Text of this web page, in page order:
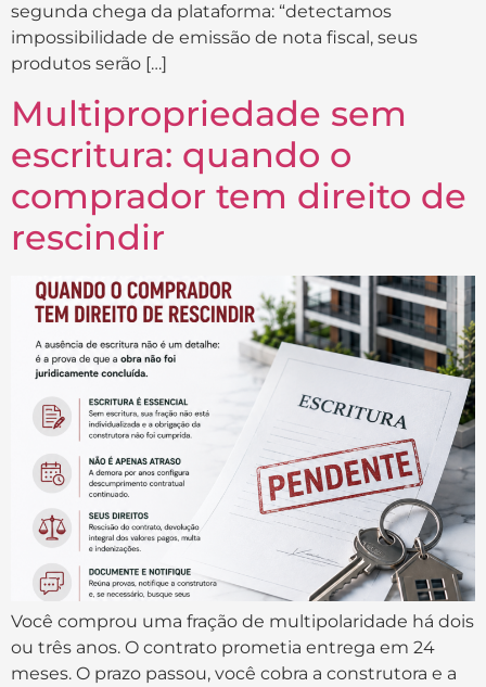
segunda chega da plataforma: “detectamos
impossibilidade de emissão de nota fiscal, seus
produtos serão […]
Multipropriedade sem
escritura: quando o
comprador tem direito de
rescindir
Você comprou uma fração de multipolaridade há dois
ou três anos. O contrato prometia entrega em 24
meses. O prazo passou, você cobra a construtora e a